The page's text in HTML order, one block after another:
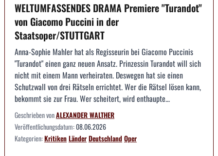
WELTUMFASSENDES DRAMA Premiere "Turandot"
von Giacomo Puccini in der
Staatsoper/STUTTGART
Anna-Sophie Mahler hat als Regisseurin bei Giacomo Puccinis
"Turandot" einen ganz neuen Ansatz. Prinzessin Turandot will sich
nicht mit einem Mann verheiraten. Deswegen hat sie einen
Schutzwall von drei Rätseln errichtet. Wer die Rätsel lösen kann,
bekommt sie zur Frau. Wer scheitert, wird enthaupte...
Geschrieben vonALEXANDER WALTHER
Veröffentlichungsdatum:08.06.2026
Kategorien:KritikenLänderDeutschlandOper